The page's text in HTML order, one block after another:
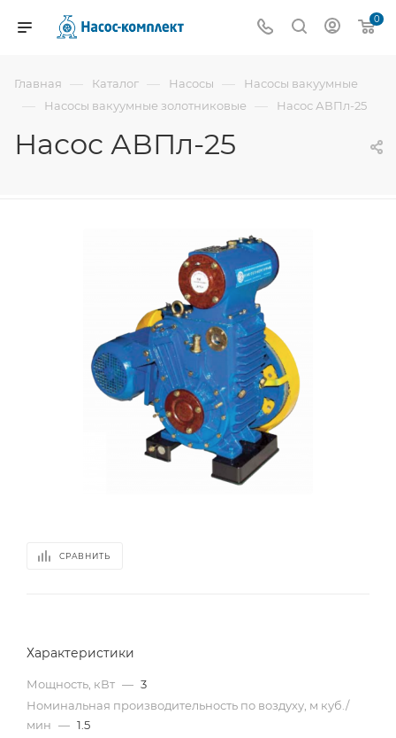
0
Главная — Каталог — Насосы — Насосы вакуумные
— Насосы вакуумные золотниковые — Насос АВПл-25
Насос АВПл-25
СРАВНИТЬ
Характеристики
Мощность, кВт — 3
Номинальная производительность по воздуху, м куб./
мин — 1.5